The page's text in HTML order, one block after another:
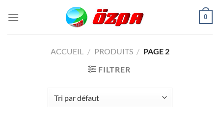
0
ACCUEIL / PRODUITS / PAGE 2
FILTRER